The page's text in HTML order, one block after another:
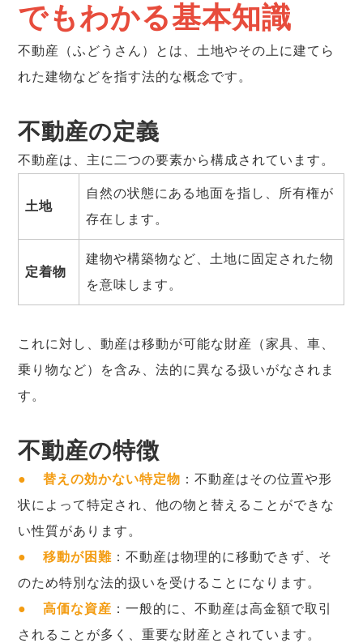
でもわかる基本知識
不動産（ふどうさん）とは、土地やその上に建てら
れた建物などを指す法的な概念です。
不動産の定義
不動産は、主に二つの要素から構成されています。
土地
自然の状態にある地面を指し、所有権が
存在します。
定着物
建物や構築物など、土地に固定された物
を意味します。
これに対し、動産は移動が可能な財産（家具、車、
乗り物など）を含み、法的に異なる扱いがなされま
す。
不動産の特徴
●替えの効かない特定物 ：不動産はその位置や形
状によって特定され、他の物と替えることができな
い性質があります。
●移動が困難 ：不動産は物理的に移動できず、そ
のため特別な法的扱いを受けることになります。
●高価な資産 ：一般的に、不動産は高金額で取引
されることが多く、重要な財産とされています。